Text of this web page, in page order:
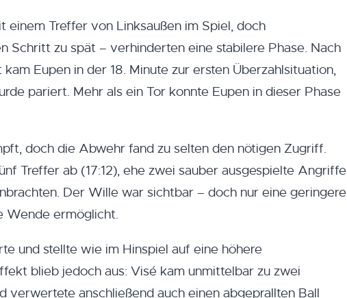
einem Treffer von Linksaußen im Spiel, doch
Schritt zu spät – verhinderten eine stabilere Phase. Nach
Eupen in der 18. Minute zur ersten Überzahlsituation,
pariert. Mehr als ein Tor konnte Eupen in dieser Phase
doch die Abwehr fand zu selten den nötigen Zugriff.
Treffer ab (17:12), ehe zwei sauber ausgespielte Angriffe
Der Wille war sichtbar – doch nur eine geringere
Wende ermöglicht.
und stellte wie im Hinspiel auf eine höhere
blieb jedoch aus: Visé kam unmittelbar zu zwei
verwertete anschließend auch einen abgeprallten Ball